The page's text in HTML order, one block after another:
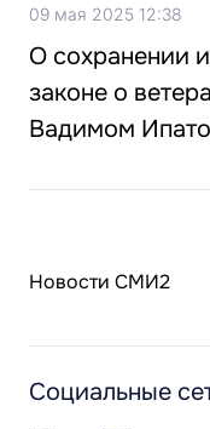
09 мая 2025 12:38
О сохранении
законе о
Вадимом
Новости СМИ2
Социальные